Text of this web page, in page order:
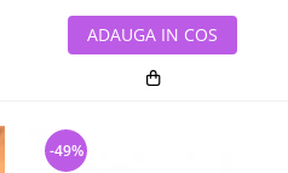
ADAUGA IN COS
-49%